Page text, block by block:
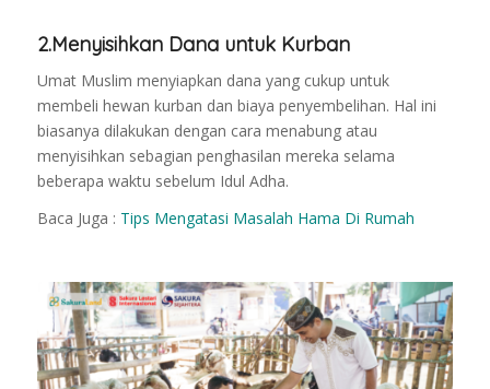
2.Menyisihkan Dana untuk Kurban
Umat Muslim menyiapkan dana yang cukup untuk
membeli hewan kurban dan biaya penyembelihan. Hal ini
biasanya dilakukan dengan cara menabung atau
menyisihkan sebagian penghasilan mereka selama
beberapa waktu sebelum Idul Adha.
Baca Juga : Tips Mengatasi Masalah Hama Di Rumah